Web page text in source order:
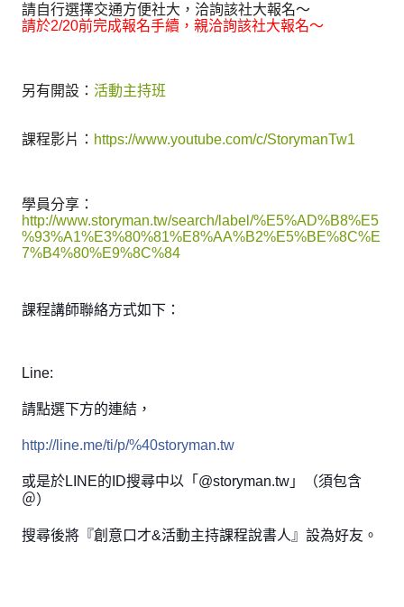
請自行選擇交通方便社大，洽詢該社大報名～
請於2/20前完成報名手續，親洽詢該社大報名～
另有開設： 活動主持班
課程影片： https://www.youtube.com/c/StorymanTw1
學員分享：
http://www.storyman.tw/search/label/%E5%AD%B8%E5
%93%A1%E3%80%81%E8%AA%B2%E5%BE%8C%E
7%B4%80%E9%8C%84
課程講師聯絡方式如下：
Line:
請點選下方的連結，
http://line.me/ti/p/%40storyman.tw
或是於LINE的ID搜尋中以「@storyman.tw」（須包含
＠）
搜尋後將『創意口才&活動主持課程說書人』設為好友。